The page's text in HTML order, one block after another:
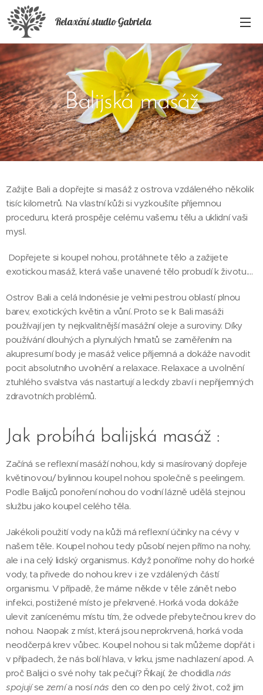
Relaxční studio Gabriela
Balijská masáž
Zažijte Bali a dopřejte si masáž z ostrova vzdáleného několik
tisíc kilometrů. Na vlastní kůži si vyzkoušíte příjemnou
proceduru, která prospěje celému vašemu tělu a uklidní vaši
mysl.
Dopřejete si koupel nohou, protáhnete tělo a zažijete
exotickou masáž, která vaše unavené tělo probudí k životu....
Ostrov Bali a celá Indonésie je velmi pestrou oblastí plnou
barev, exotických květin a vůní. Proto se k Bali masáži
používají jen ty nejkvalitnější masážní oleje a suroviny. Díky
používání dlouhých a plynulých hmatů se zaměřením na
akupresurní body je masáž velice příjemná a dokáže navodit
pocit absolutního uvolnění a relaxace. Relaxace a uvolnění
ztuhlého svalstva vás nastartují a leckdy zbaví i nepříjemných
zdravotních problémů.
Jak probíhá balijská masáž :
Začíná se reflexní masáží nohou, kdy si masírovaný dopřeje
květinovou/ bylinnou koupel nohou společně s peelingem.
Podle Balijců ponoření nohou do vodní lázně udělá stejnou
službu jako koupel celého těla.
Jakékoli použití vody na kůži má reflexní účinky na cévy v
našem těle. Koupel nohou tedy působí nejen přímo na nohy,
ale i na celý lidský organismus. Když ponoříme nohy do horké
vody, ta přivede do nohou krev i ze vzdálených částí
organismu. V případě, že máme někde v těle zánět nebo
infekci, postižené místo je překrvené. Horká voda dokáže
ulevit zanícenému místu tím, že odvede přebytečnou krev do
nohou. Naopak z míst, která jsou neprokrvená, horká voda
neodčerpá krev vůbec. Koupel nohou si tak můžeme dopřát i
v případech, že nás bolí hlava, v krku, jsme nachlazení apod. A
proč Balijci o své nohy tak pečují? Říkají, že chodidla nás
spojujíse zemía nosínás den co den po celý život, což jim